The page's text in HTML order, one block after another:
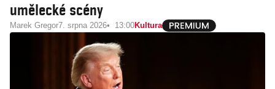
umělecké scény
Marek Gregor7. srpna 2026 13:00Kultura